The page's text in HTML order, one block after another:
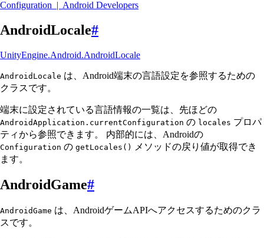
Configuration | Android Developers
AndroidLocale#
UnityEngine.Android.AndroidLocale
AndroidLocale は、Android端末の言語設定を参照するための
クラスです。
端末に設定されている言語情報の一覧は、先ほどの
AndroidApplication.currentConfiguration の locales プロパ
ティから参照できます。 内部的には、Androidの
Configuration の getLocales()
メソッドの戻り値が取得でき
ます。
AndroidGame#
AndroidGame は、AndroidゲームAPIへアクセスするためのクラ
スです。